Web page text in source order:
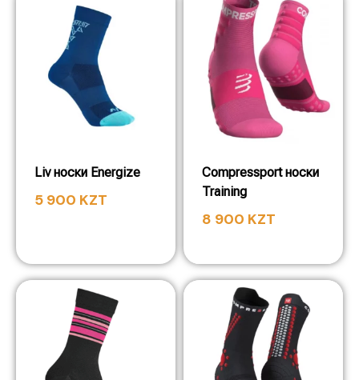
Liv носки Energize
5 900 KZT
Compressport носки
Training
8 900 KZT